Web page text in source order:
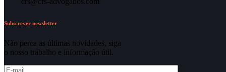
Subscrever newsletter
Não perca as últimas novidades, siga
o nosso trabalho e informação útil.